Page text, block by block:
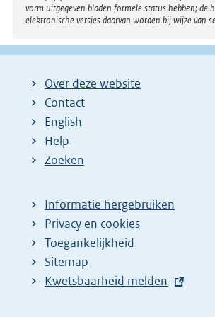
vorm uitgegeven bladen formele status hebben; de
elektronische versies daarvan worden bij wijze van
Over deze website
Contact
English
Help
Zoeken
Informatie hergebruiken
Privacy en cookies
Toegankelijkheid
Sitemap
E
Kwetsbaarheid melden